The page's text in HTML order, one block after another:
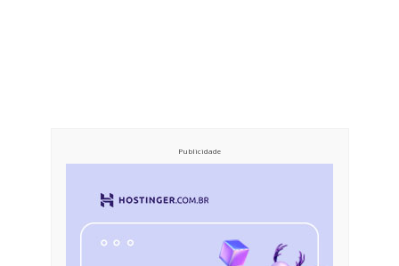
Publicidade